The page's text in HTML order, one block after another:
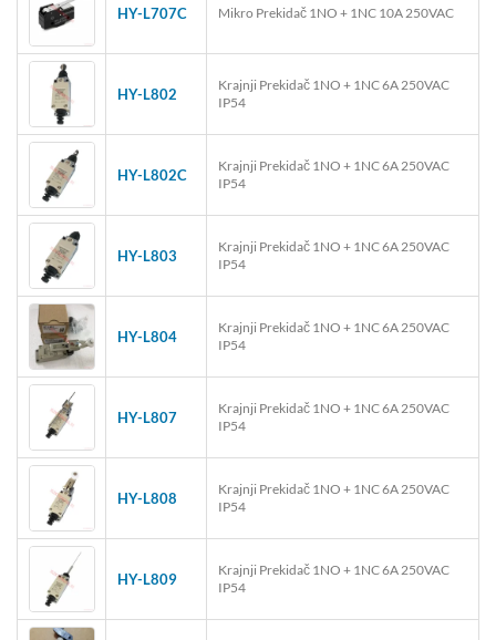
HY-L707C Mikro Prekidač 1NO + 1NC 10A 250VAC
HY-L802
Krajnji Prekidač 1NO + 1NC 6A 250VAC
IP54
HY-L802C
Krajnji Prekidač 1NO + 1NC 6A 250VAC
IP54
HY-L803
Krajnji Prekidač 1NO + 1NC 6A 250VAC
IP54
HY-L804
Krajnji Prekidač 1NO + 1NC 6A 250VAC
IP54
HY-L807
Krajnji Prekidač 1NO + 1NC 6A 250VAC
IP54
HY-L808
Krajnji Prekidač 1NO + 1NC 6A 250VAC
IP54
HY-L809
Krajnji Prekidač 1NO + 1NC 6A 250VAC
IP54